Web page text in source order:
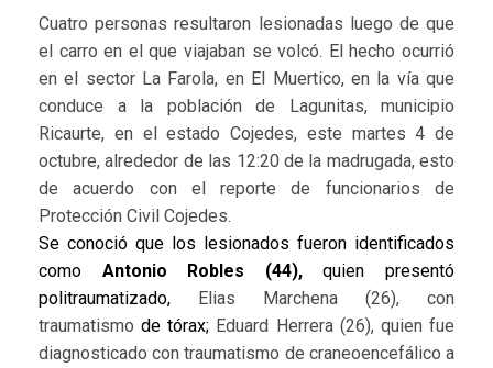
Cuatro personas resultaron lesionadas luego de que
el carro en el que viajaban se volcó. El hecho ocurrió
en el sector La Farola, en El Muertico, en la vía que
conduce a la población de Lagunitas, municipio
Ricaurte, en el estado Cojedes, este martes 4 de
octubre, alrededor de las 12:20 de la madrugada, esto
de acuerdo con el reporte de funcionarios de
Protección Civil Cojedes.
Se conoció que los lesionados fueron identificados
como Antonio Robles (44),quien presentó
politraumatizado, Elias Marchena (26), con
traumatismo de tórax; Eduard Herrera (26), quien fue
diagnosticado con traumatismo de craneoencefálico a